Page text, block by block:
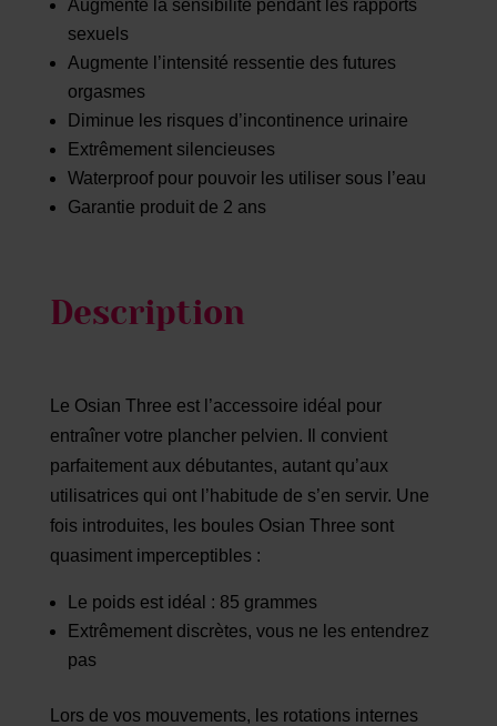
Augmente la sensibilité pendant les rapports
sexuels
Augmente l’intensité ressentie des futures
orgasmes
Diminue les risques d’incontinence urinaire
Extrêmement silencieuses
Waterproof pour pouvoir les utiliser sous l’eau
Garantie produit de 2 ans
Description
Le Osian Three est l’accessoire idéal pour
entraîner votre plancher pelvien. Il convient
parfaitement aux débutantes, autant qu’aux
utilisatrices qui ont l’habitude de s’en servir. Une
fois introduites, les boules Osian Three sont
quasiment imperceptibles :
Le poids est idéal : 85 grammes
Extrêmement discrètes, vous ne les entendrez
pas
Lors de vos mouvements, les rotations internes